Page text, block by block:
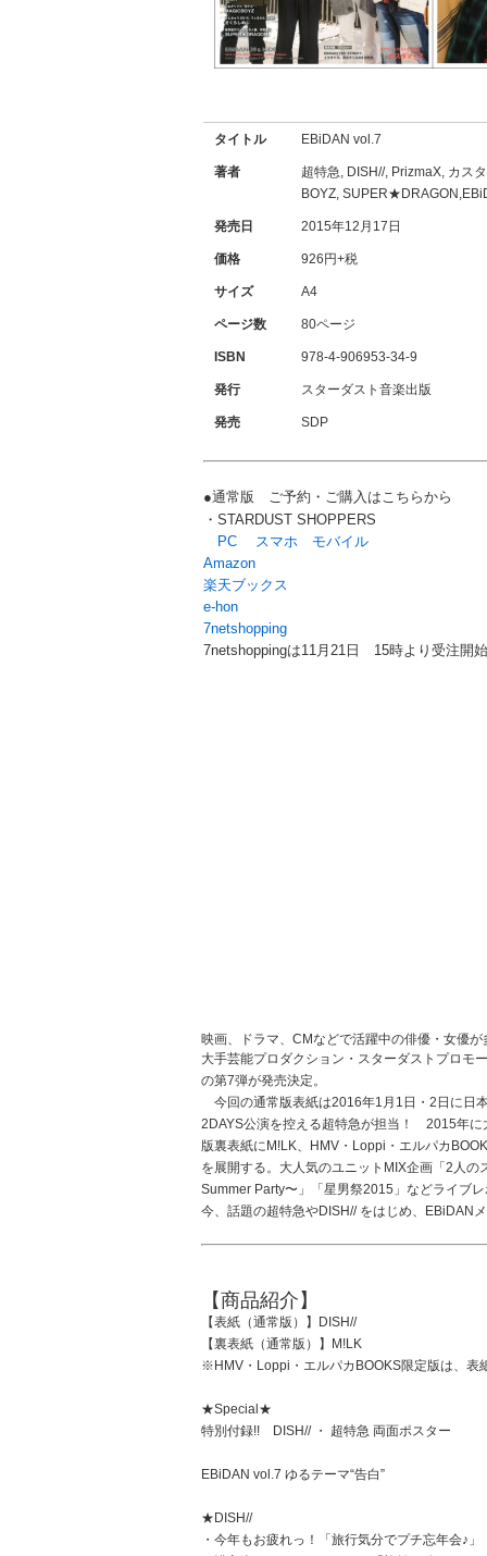
タイトル EBiDAN vol.7
著者
超特急, DISH//, PrizmaX, カス
BOYZ,
発売日 2015年12月17日
価格 926円+税
サイズ A4
ページ数 80ページ
ISBN 978-4-906953-34-9
発行 スターダスト音楽出版
発売 SDP
●通常版 ご予約・ご購入はこちらから
・STARDUST SHOPPERS
PC
スマホ
モバイル
Amazon
楽天ブックス
e-hon
7netshopping
7netshoppingは11月21日 15時より受注開始
映画、ドラマ、CMなどで活躍中の俳優・女優
大手芸能プロダクション・スターダストプロモ
の第7弾が発売決定。
今回の通常版表紙は2016年1月1日・2日に日
2DAYS公演を控える超特急が担当！ 2015年に
版裏表紙にM!LK、HMV・Loppi・エルパカ
を展開する。大人気のユニットMIX企画「2人
Summer Party〜」「星男祭2015」などライブ
今、話題の超特急やDISH// をはじめ、EBiDAN
【商品紹介】
【表紙（通常版）】DISH//
【裏表紙（通常版）】M!LK
※HMV・Loppi・エルパカBOOKS限定版は、表
★Special★
特別付録!! DISH// ・ 超特急 両面ポスター
EBiDAN vol.7 ゆるテーマ“告白”
★DISH//
・今年もお疲れっ！「旅行気分でプチ忘年会♪」